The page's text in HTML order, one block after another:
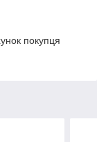
покупця